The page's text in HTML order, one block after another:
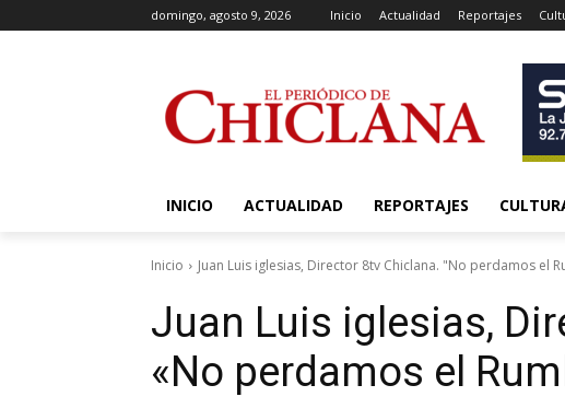
domingo, agosto 9, 2026 Inicio Actualidad Reportajes
INICIO ACTUALIDAD REPORTAJES
Inicio Juan Luis iglesias, Director 8tv Chiclana. "No perdamos el
Juan Luis iglesias,
«No perdamos el